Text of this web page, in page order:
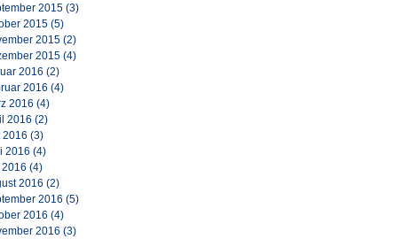
2015 (3)
2015 (5)
2015 (2)
2015 (4)
2016 (2)
2016 (4)
2016 (4)
2016 (2)
2016 (3)
2016 (4)
(4)
2016 (2)
2016 (5)
2016 (4)
2016 (3)